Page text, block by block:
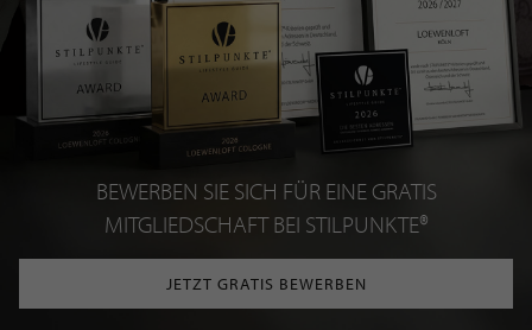
BEWERBEN SIE SICH FÜR EINE GRATIS
MITGLIEDSCHAFT BEI STILPUNKTE®
JETZT GRATIS BEWERBEN